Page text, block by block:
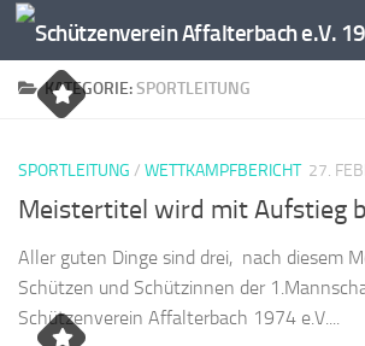
Zum Inhalt springen
KATEGORIE:SPORTLEITUNG
SPORTLEITUNG / WETTKAMPFBERICHT 27.
Meistertitel wird mit Aufstieg
Aller guten Dinge sind drei, nach diesem
Schützen und Schützinnen der
Schützenverein Affalterbach 1974 e.V....